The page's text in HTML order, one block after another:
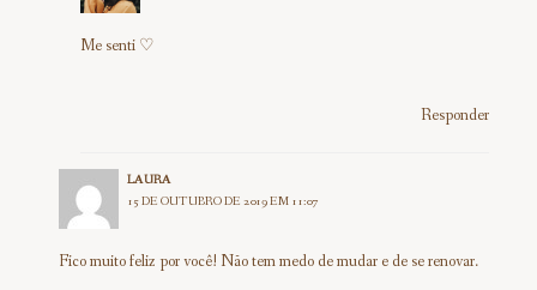
Me senti ♡
Responder
LAURA
15 DE OUTUBRO DE 2019 EM 11:07
Fico muito feliz por você! Não tem medo de mudar e de se renovar.